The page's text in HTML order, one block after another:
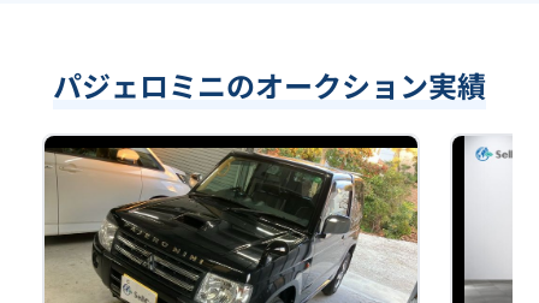
パジェロミニのオークション実績